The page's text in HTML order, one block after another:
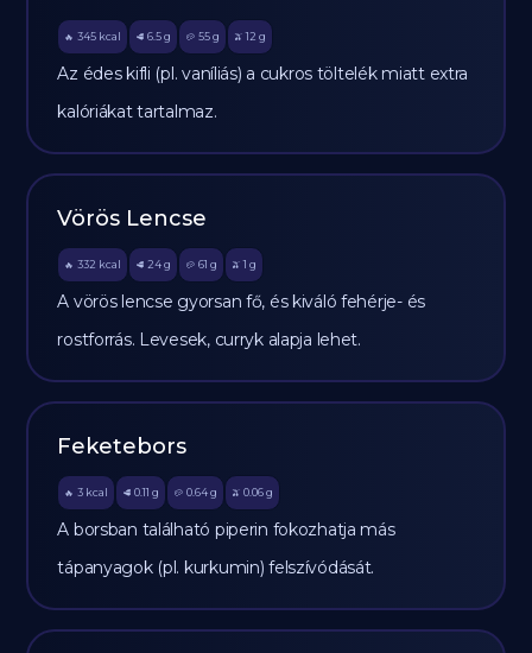
🔥 345 kcal 🥩 6.5 g 🥔 55g 🫒 12 g
Az édes kifli (pl. vaníliás) a cukros töltelék miatt extra
kalóriákat tartalmaz.
Vörös Lencse
🔥 332 kcal 🥩 24 g 🥔 61 g 🫒 1 g
A vörös lencse gyorsan fő, és kiváló fehérje- és
rostforrás. Levesek, curryk alapja lehet.
Feketebors
🔥 3 kcal 🥩 0.11 g 🥔 0.64g 🫒 0.06 g
A borsban található piperin fokozhatja más
tápanyagok (pl. kurkumin) felszívódását.